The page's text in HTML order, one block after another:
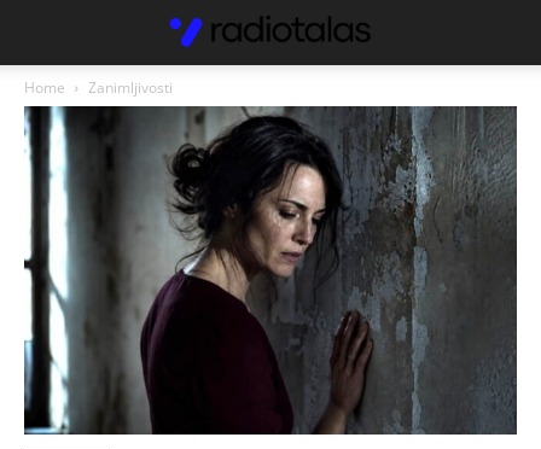
Home Zanimljivosti